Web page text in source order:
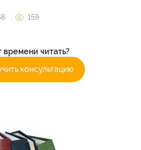
159
времени читать?
консультацию